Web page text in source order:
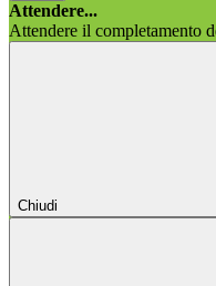
Attendere...
Attendere il completamento
Chiudi